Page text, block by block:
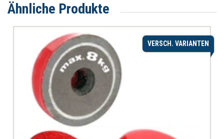
Ähnliche Produkte
VERSCH. VARIANTEN